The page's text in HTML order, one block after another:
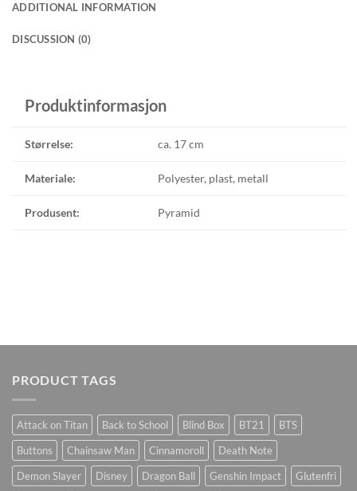
ADDITIONAL INFORMATION
DISCUSSION (0)
Produktinformasjon
Størrelse: ca. 17 cm
Materiale: Polyester, plast, metall
Produsent: Pyramid
PRODUCT TAGS
Attack on Titan Back to School Blind Box BT21
BTS
Buttons
Chainsaw Man Cinnamoroll
Death Note
Demon Slayer
Disney Dragon Ball Genshin Impact
Glutenfri